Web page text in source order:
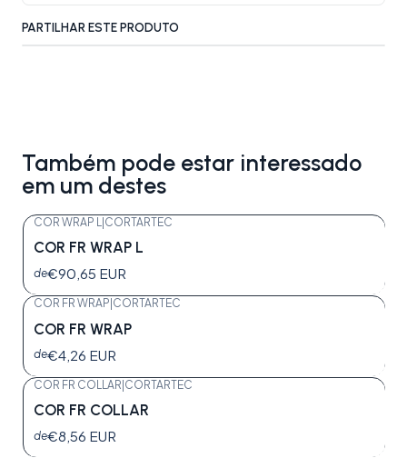
PARTILHAR ESTE PRODUTO
Também pode estar interessado
em um destes
COR WRAP L CORTARTEC
COR FR WRAP L
de€90,65 EUR
COR FR WRAP CORTARTEC
COR FR WRAP
de€4,26 EUR
COR FR COLLAR CORTARTEC
COR FR COLLAR
de€8,56 EUR